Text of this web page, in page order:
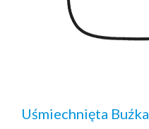
Uśmiechnięta Buźka